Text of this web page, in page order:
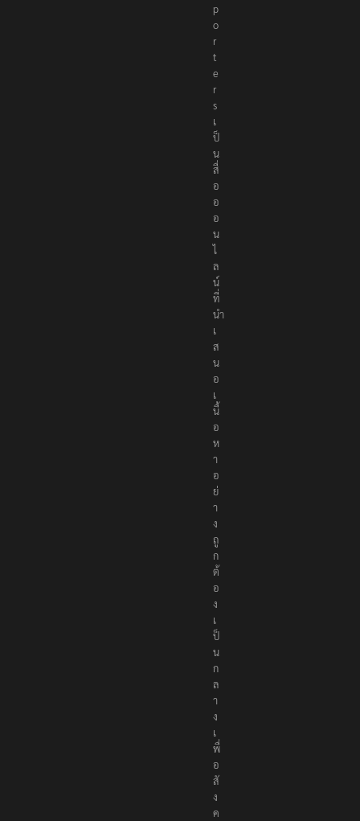
p
o
r
t
e
r
s
เ
ป็
น
สื่
อ
อ
อ
น
ไ
ล
น์
ที่
นำ
เ
ส
น
อ
เ
นื้
อ
ห
า
อ
ย่
า
ง
ถู
ก
ต้
อ
ง
เ
ป็
น
ก
ล
า
ง
เ
พื่
อ
สั
ง
ค